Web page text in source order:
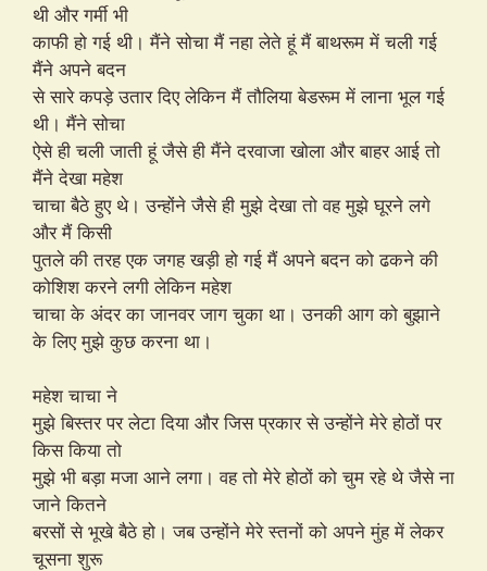
थी और गर्मी भी
काफी हो गई थी। मैंने सोचा मैं नहा लेते हूं मैं बाथरूम में चली गई
मैंने अपने बदन
से सारे कपड़े उतार दिए लेकिन मैं तौलिया बेडरूम में लाना भूल गई
थी। मैंने सोचा
ऐसे ही चली जाती हूं जैसे ही मैंने दरवाजा खोला और बाहर आई तो
मैंने देखा महेश
चाचा बैठे हुए थे। उन्होंने जैसे ही मुझे देखा तो वह मुझे घूरने लगे
और मैं किसी
पुतले की तरह एक जगह खड़ी हो गई मैं अपने बदन को ढकने की
कोशिश करने लगी लेकिन महेश
चाचा के अंदर का जानवर जाग चुका था। उनकी आग को बुझाने
के लिए मुझे कुछ करना था।
महेश चाचा ने
मुझे बिस्तर पर लेटा दिया और जिस प्रकार से उन्होंने मेरे होठों पर
किस किया तो
मुझे भी बड़ा मजा आने लगा। वह तो मेरे होठों को चुम रहे थे जैसे ना
जाने कितने
बरसों से भूखे बैठे हो। जब उन्होंने मेरे स्तनों को अपने मुंह में लेकर
चूसना शुरू